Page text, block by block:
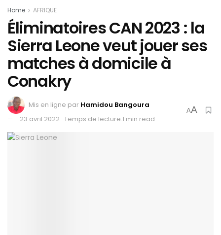
Home AFRIQUE
Éliminatoires CAN 2023 : la
Sierra Leone veut jouer ses
matches à domicile à
Conakry
Mis en ligne par Hamidou Bangoura
23 avril 2022 Temps de lecture:1 min read
AA